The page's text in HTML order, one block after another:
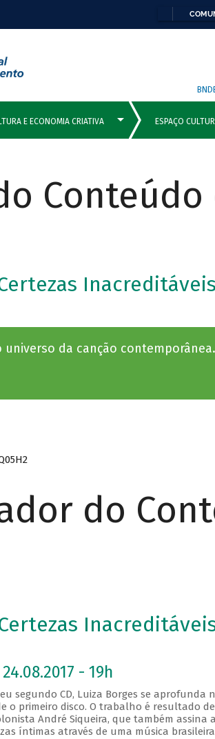
Conteúdo
da canção contemporânea.
do
- 19h
segundo CD, Luiza Borges se aprofunda
o primeiro disco. O trabalho é resultado
André Siqueira, que também assina
íntimas através de uma música